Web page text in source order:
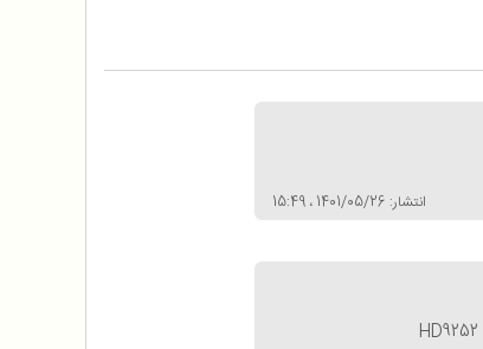
انتشار: 1401/05/26 ، 15:49